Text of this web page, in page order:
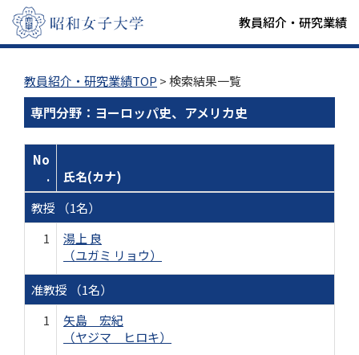
教員紹介・研究業績
教員紹介・研究業績TOP > 検索結果一覧
専門分野：ヨーロッパ史、アメリカ史
No
.
氏名(カナ)
教授 （1名）
1
湯上 良
（ユガミ リョウ）
准教授 （1名）
1
矢島 宏紀
（ヤジマ ヒロキ）